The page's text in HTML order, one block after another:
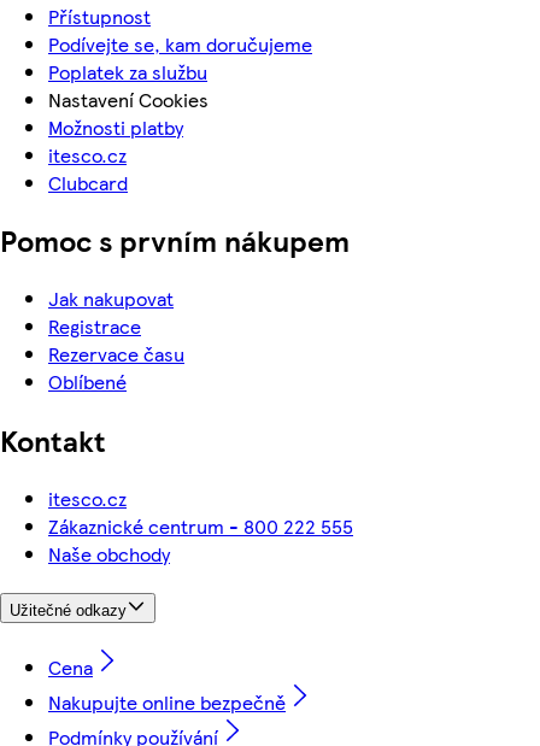
Přístupnost
Podívejte se, kam doručujeme
Poplatek za službu
Nastavení Cookies
Možnosti platby
itesco.cz
Clubcard
Pomoc s prvním nákupem
Jak nakupovat
Registrace
Rezervace času
Oblíbené
Kontakt
itesco.cz
Zákaznické centrum - 800 222 555
Naše obchody
Užitečné odkazy
Cena
Nakupujte online bezpečně
Podmínky používání